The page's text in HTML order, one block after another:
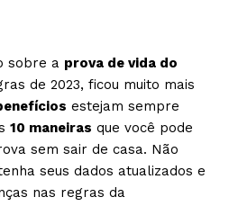
sobre a prova de vida do
de 2023, ficou muito mais
estejam sempre
10 maneiras que você pode
sem sair de casa. Não
seus dados atualizados e
nas regras da